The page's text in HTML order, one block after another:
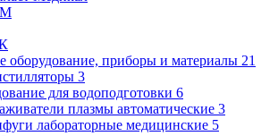
М
оборудование, приборы и материалы 21
3
для водоподготовки 6
плазмы автоматические 3
лабораторные медицинские 5